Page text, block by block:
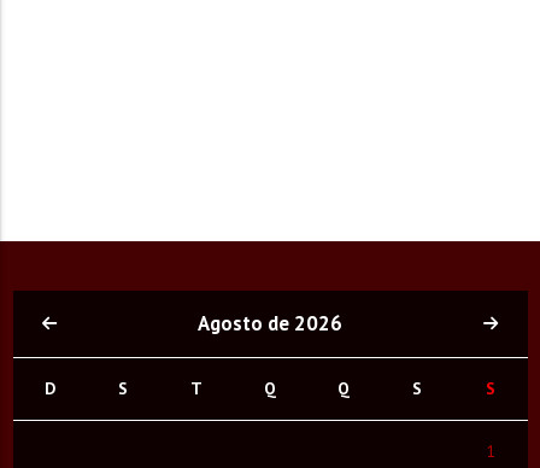
Agosto de 2026
D S T Q Q S S
1